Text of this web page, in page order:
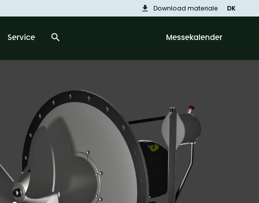
Service search Messekalender
download Download materiale DK